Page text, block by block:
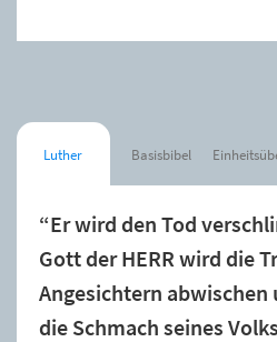
Luther Basisbibel
“Er wird den Tod
Gott der HERR wird die
Angesichtern
die Schmach seines